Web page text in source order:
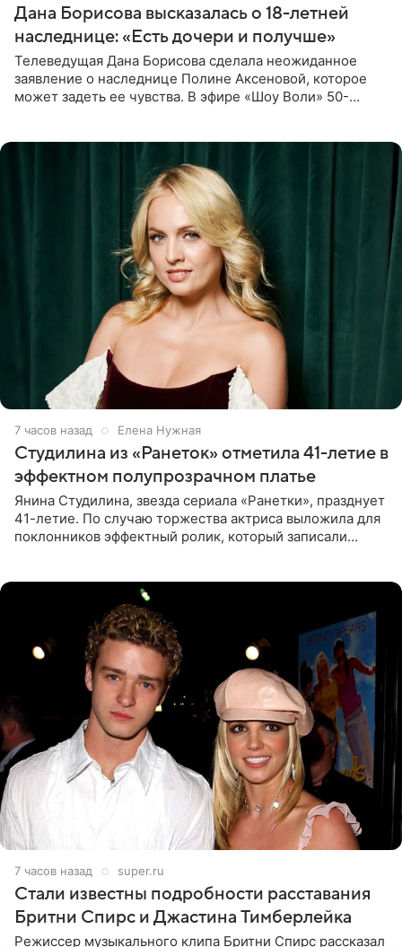
Дана Борисова высказалась о 18-летней
наследнице: «Есть дочери и получше»
Телеведущая Дана Борисова сделала неожиданное
заявление о наследнице Полине Аксеновой, которое
может задеть ее чувства. В эфире «Шоу Воли» 50-
7 часов назад Елена Нужная
Студилина из «Ранеток» отметила 41-летие в
эффектном полупрозрачном платье
Янина Студилина, звезда сериала «Ранетки», празднует
41-летие. По случаю торжества актриса выложила для
поклонников эффектный ролик, который записали
7 часов назад super.ru
Стали известны подробности расставания
Бритни Спирс и Джастина Тимберлейка
Режиссер музыкального клипа Бритни Спирс рассказал